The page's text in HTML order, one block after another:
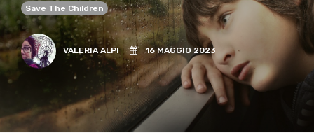
Save The Children
VALERIA ALPI 16 MAGGIO 2023